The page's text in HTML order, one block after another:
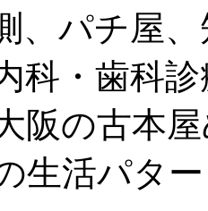
、パチ屋
科・歯科
阪の古本
生活パタ